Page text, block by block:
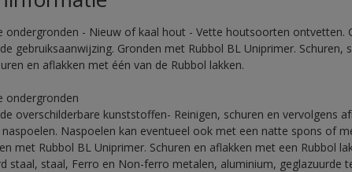
ondergronden - Nieuw of kaal hout - Vette houtsoorten ontvetten.
gebruiksaanwijzing. Gronden met Rubbol BL Uniprimer. Schuren,
en aflakken met één van de Rubbol lakken.
ondergronden
overschilderbare kunststoffen- Reinigen, schuren en vervolgens
Naspoelen kan eventueel ook met een natte spons of
met Rubbol BL Uniprimer. Schuren en aflakken met een Rubbol
staal, staal, Ferro en Non-ferro metalen, aluminium, geglazuurde